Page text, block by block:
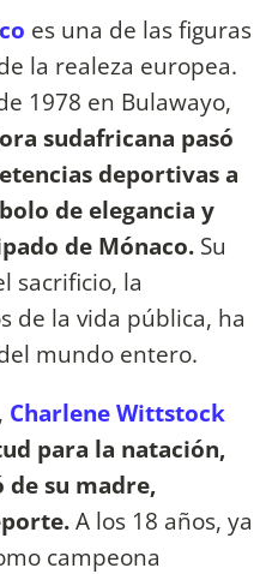
es una de las figuras
la realeza europea.
1978 en Bulawayo,
sudafricana pasó
deportivas a
de elegancia y
de Mónaco. Su
sacrificio, la
de la vida pública, ha
mundo entero.
Charlene Wittstock
para la natación,
su madre,
A los 18 años, ya
campeona